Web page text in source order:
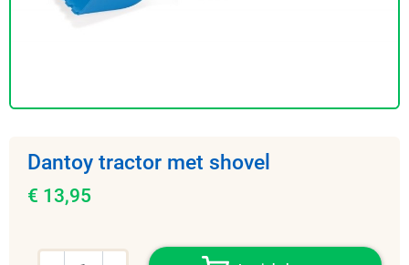
Dantoy tractor met shovel
€ 13,95